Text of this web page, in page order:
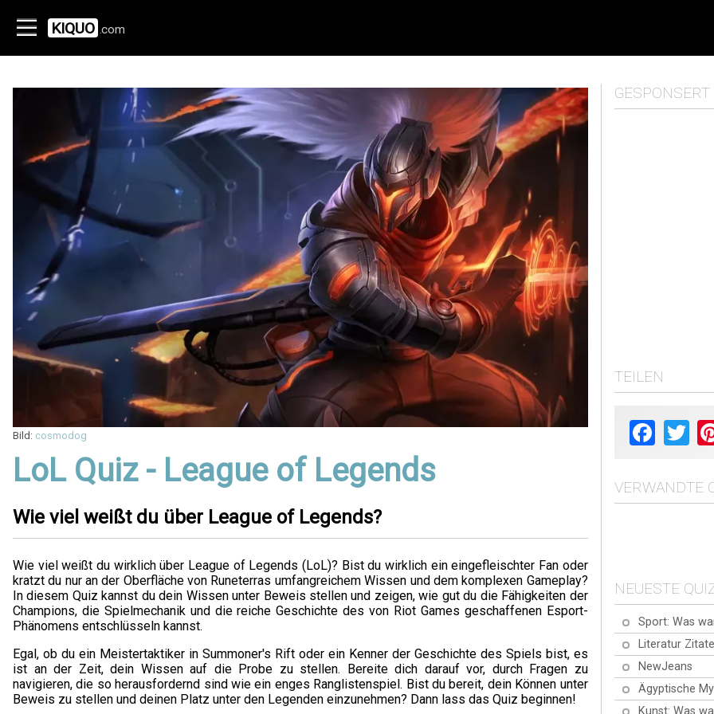
KIQUO .com
Bild: cosmodog
LoL Quiz - League of Legends
Wie viel weißt du über League of Legends?
Wie viel weißt du wirklich über League of Legends (LoL)? Bist du wirklich ein eingefleischter Fan oder
kratzt du nur an der Oberfläche von Runeterras umfangreichem Wissen und dem komplexen Gameplay?
In diesem Quiz kannst du dein Wissen unter Beweis stellen und zeigen, wie gut du die Fähigkeiten der
Champions, die Spielmechanik und die reiche Geschichte des von Riot Games geschaffenen Esport-
Phänomens entschlüsseln kannst.
Egal, ob du ein Meistertaktiker in Summoner's Rift oder ein Kenner der Geschichte des Spiels bist, es
ist an der Zeit, dein Wissen auf die Probe zu stellen. Bereite dich darauf vor, durch Fragen zu
navigieren, die so herausfordernd sind wie ein enges Ranglistenspiel. Bist du bereit, dein Können unter
Beweis zu stellen und deinen Platz unter den Legenden einzunehmen? Dann lass das Quiz beginnen!
GESPONSERT
TEILEN
Facebook
VERWANDTE
NEUESTE
Sport: Was
Literatur Zitate
NewJeans
Ägyptische
Kunst: Was